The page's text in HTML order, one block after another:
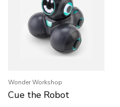
Wonder Workshop
Cue the Robot